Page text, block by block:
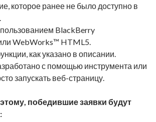
которое ранее не было доступно в
BlackBerry
WebWorks™ HTML5.
как указано в описании.
с помощью инструмента или
запускать веб-страницу.
победившие заявки будут